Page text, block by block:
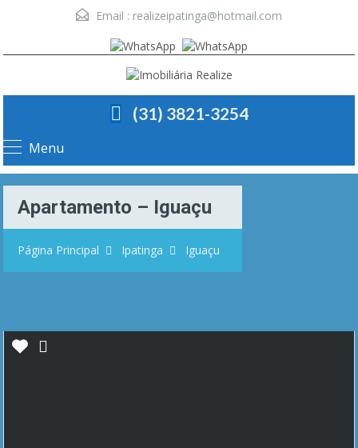
Email : realizeipatinga@hotmail.com
(31) 3821-3254
Menu
Apartamento – Iguaçu
Página Principal Ipatinga Iguaçu